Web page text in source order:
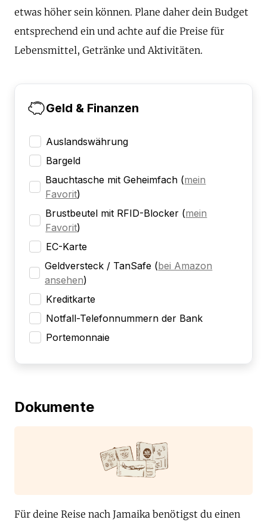
etwas höher sein können. Plane daher dein Budget
entsprechend ein und achte auf die Preise für
Lebensmittel, Getränke und Aktivitäten.
Geld & Finanzen
Auslandswährung
Bargeld
Bauchtasche mit Geheimfach (mein
Favorit)
Brustbeutel mit RFID-Blocker (mein
Favorit)
EC-Karte
Geldversteck / TanSafe (bei Amazon
ansehen)
Kreditkarte
Notfall-Telefonnummern der Bank
Portemonnaie
Dokumente
Für deine Reise nach Jamaika benötigst du einen